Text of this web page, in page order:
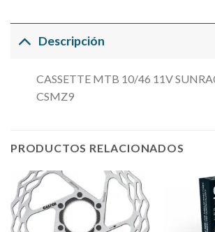
Descripción
CASSETTE MTB 10/46 11V
CSMZ9
PRODUCTOS RELACIONADOS